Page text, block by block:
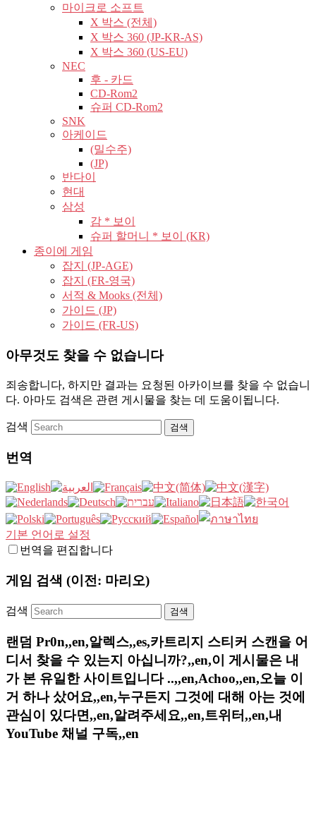
마이크로 소프트
X 박스 (전체)
X 박스 360 (JP-KR-AS)
X 박스 360 (US-EU)
NEC
후 - 카드
CD-Rom2
슈퍼 CD-Rom2
SNK
아케이드
(밀수주)
(JP)
반다이
현대
삼성
감 * 보이
슈퍼 할머니 * 보이 (KR)
종이에 게임
잡지 (JP-AGE)
잡지 (FR-영국)
서적 & Mooks (전체)
가이드 (JP)
가이드 (FR-US)
아무것도 찾을 수 없습니다
죄송합니다, 하지만 결과는 요청된 아카이브를 찾을 수 없습니
다. 아마도 검색은 관련 게시물을 찾는 데 도움이됩니다.
검색
번역
기본 언어로 설정
번역을 편집합니다
게임 검색 (이전: 마리오)
검색
랜덤 Pr0n,,en,알렉스,,es,카트리지 스티커 스캔을 어
디서 찾을 수 있는지 아십니까?,,en,이 게시물은 내
가 본 유일한 사이트입니다 ..,,en,Achoo,,en,오늘 이
거 하나 샀어요,,en,누구든지 그것에 대해 아는 것에
관심이 있다면,,en,알려주세요,,en,트위터,,en,내
YouTube 채널 구독,,en